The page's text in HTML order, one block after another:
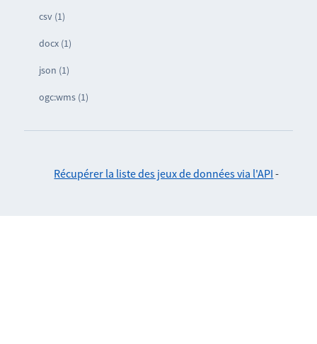
csv (1)
docx (1)
json (1)
ogc:wms (1)
Récupérer la liste des jeux de données via l'API -